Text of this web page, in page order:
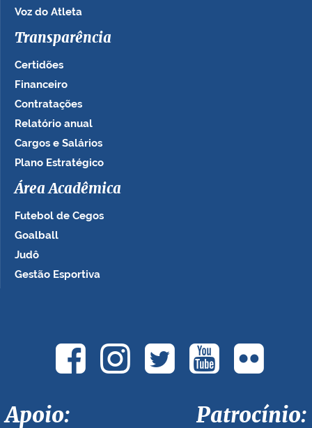
Voz do Atleta
Transparência
Certidões
Financeiro
Contratações
Relatório anual
Cargos e Salários
Plano Estratégico
Área Acadêmica
Futebol de Cegos
Goalball
Judô
Gestão Esportiva
Apoio: Patrocínio: